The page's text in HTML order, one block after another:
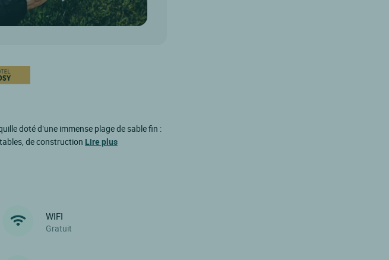
doté d’une immense plage de sable fin :
de construction Lire plus
WIFI
Gratuit